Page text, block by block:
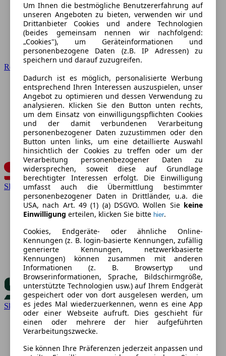
Renault
SEAT
Skoda
Um Ihnen die bestmögliche Benutzererfahrung auf
unseren Angeboten zu bieten, verwenden wir und
Drittanbieter Cookies und andere Technologien
(beides gemeinsam nennen wir nachfolgend:
„Cookies"), um Geräteinformationen und
personenbezogene Daten (z.B. IP Adressen) zu
speichern und darauf zuzugreifen.
Dadurch ist es möglich, personalisierte Werbung
entsprechend Ihren Interessen auszuspielen, unser
Angebot zu optimieren und dessen Verwendung zu
analysieren. Klicken Sie den Button unten rechts,
um dem Einsatz von einwilligungspflichten Cookies
und der damit verbundenen Verarbeitung
personenbezogener Daten zuzustimmen oder den
Button unten links, um eine detaillierte Auswahl
hinsichtlich der Cookies zu treffen oder um der
Verarbeitung personenbezogener Daten zu
widersprechen, soweit diese auf Grundlage
berechtigter Interessen erfolgt. Die Einwilligung
umfasst auch die Übermittlung bestimmter
personenbezogener Daten in Drittländer, u.a. die
USA, nach Art. 49 (1) (a) DSGVO. Wollen Sie keine
Einwilligung erteilen, klicken Sie bitte hier.
Cookies, Endgeräte- oder ähnliche Online-
Kennungen (z. B. login-basierte Kennungen, zufällig
generierte Kennungen, netzwerkbasierte
Kennungen) können zusammen mit anderen
Informationen (z. B. Browsertyp und
Browserinformationen, Sprache, Bildschirmgröße,
unterstützte Technologien usw.) auf Ihrem Endgerät
gespeichert oder von dort ausgelesen werden, um
es jedes Mal wiederzuerkennen, wenn es eine App
oder einer Webseite aufruft. Dies geschieht für
einen oder mehrere der hier aufgeführten
Verarbeitungszwecke.
Sie können Ihre Präferenzen jederzeit anpassen und